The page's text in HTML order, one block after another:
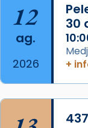
2 weeks
Memòria de
partir de
que les
12
ag.
2026
30
+